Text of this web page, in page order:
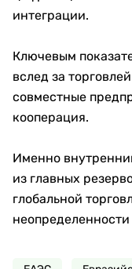
интеграции.
Ключевым
вслед за
совместные
кооперация.
Именно
из главных
глобальной